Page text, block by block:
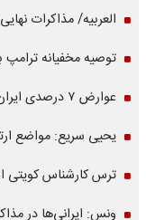
العربیه/ مذاکرات
توصیه مخفیانه
عوارض ۷ درصدی ایران برای کشتی‌های تجاری عبوری از تنگه هرمز
یحیی سریع: مواضع
ترس کارشناس کویتی
ونس: ایرانی‌ها در